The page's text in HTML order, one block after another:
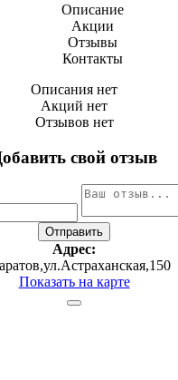
Описание
Акции
Отзывы
Контакты
Описания нет
Акций нет
Отзывов нет
свой отзыв
Адрес:
Показать на карте